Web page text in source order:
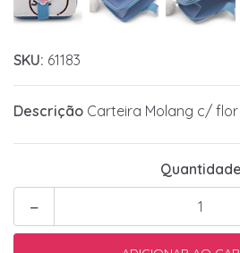
SKU: 61183
Descrição Carteira Molang c/ flor
Quantidade
-